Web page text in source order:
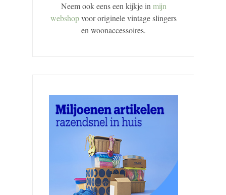
Neem ook eens een kijkje inmijn
webshopvoor originele vintage slingers
en woonaccessoires.